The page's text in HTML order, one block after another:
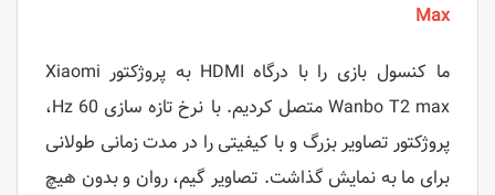
Max
ما کنسول بازی را با درگاه HDMI به پروژکتور Xiaomi
Wanbo T2 max متصل کردیم. با نرخ تازه سازی 60 Hz،
پروژکتور تصاویر بزرگ و با کیفیتی را در مدت زمانی طولانی
برای ما به نمایش گذاشت. تصاویر گیم، روان و بدون هیچ